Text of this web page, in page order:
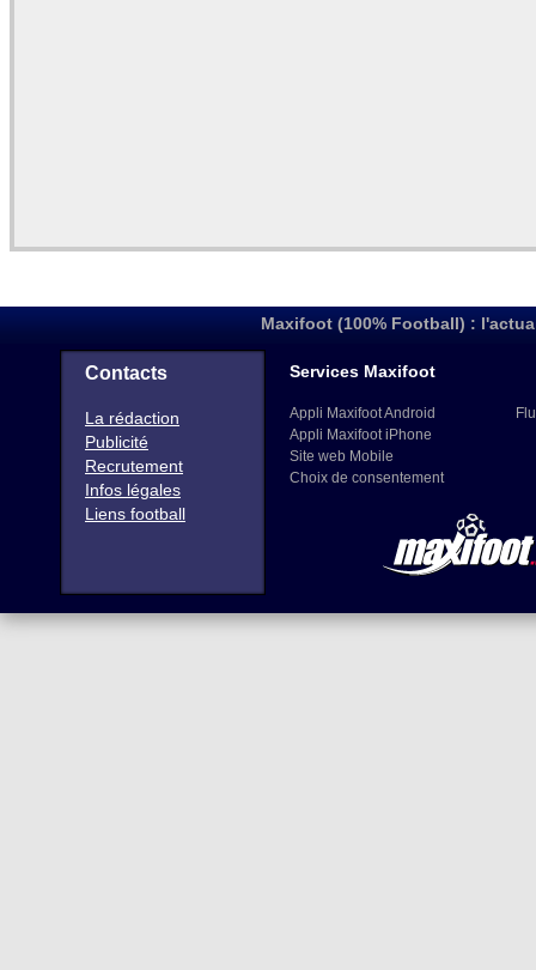
Maxifoot (100% Football) :
Contacts
La rédaction
Publicité
Recrutement
Infos légales
Liens football
Services Maxifoot
Appli Maxifoot Android
Appli Maxifoot iPhone
Site web Mobile
Choix de consentement